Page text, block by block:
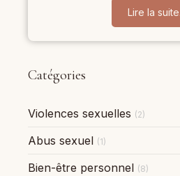
Lire la
Catégories
Violences sexuelles (2)
Abus sexuel (1)
Bien-être personnel (8)